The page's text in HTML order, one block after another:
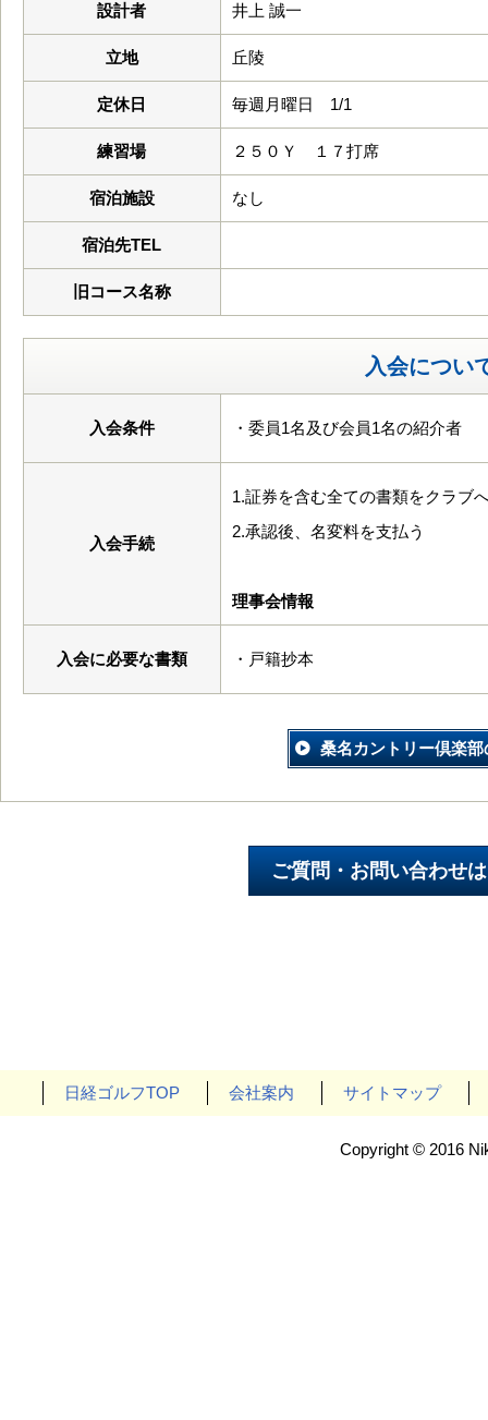
設計者 井上 誠一
立地 丘陵
定休日 毎週月曜日 1/1
練習場 ２５０Ｙ １７打席
宿泊施設 なし
宿泊先TEL
旧コース名称
入会につい
入会条件 ・委員1名及び会員1名の紹介者
入会手続
1.証券を含む全ての書類をクラブ
2.承認後、名変料を支払う
理事会情報
入会に必要な書類 ・戸籍抄本
桑名カントリー倶楽
日経ゴルフTOP 会社案内 サイトマップ
Copyright © 2016